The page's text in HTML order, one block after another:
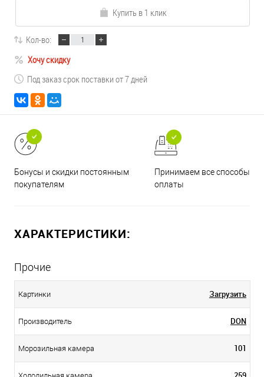
Купить в 1 клик
Кол-во:
Хочу скидку
Под заказ срок поставки от 7 дней
Бонусы и скидки постоянным
покупателям
Принимаем все способы
оплаты
ХАРАКТЕРИСТИКИ:
Прочие
Картинки Загрузить
Производитель DОN
Морозильная камера 101